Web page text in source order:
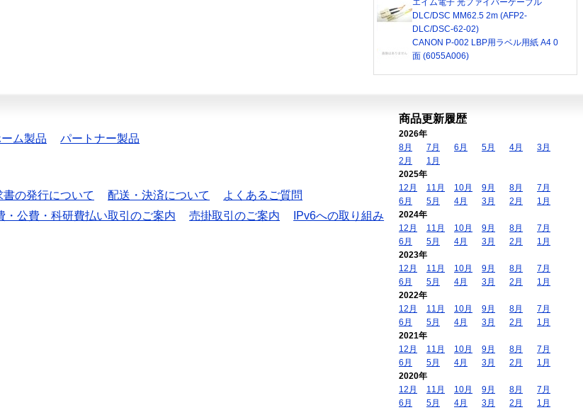
エイム電子 光ファイバーケーブル
DLC/DSC MM62.5 2m (AFP2-
DLC/DSC-62-02)
CANON P-002 LBP用ラベル用紙 A4 0
面 (6055A006)
ム製品 パートナー製品
の発行について 配送・決済について
よくあるご質問
・公費・科研費払い取引のご案内 売掛取引のご案内
IPv6への取り組み
商品更新履歴
2026年
8月
7月 6月 5月 4月
3月
2月
1月
2025年
12月
11月 10月 9月 8月
7月
6月
5月 4月 3月 2月
1月
2024年
12月
11月 10月 9月 8月
7月
6月
5月 4月 3月 2月
1月
2023年
12月
11月 10月 9月 8月
7月
6月
5月 4月 3月 2月
1月
2022年
12月
11月 10月 9月 8月
7月
6月
5月 4月 3月 2月
1月
2021年
12月
11月 10月 9月 8月
7月
6月
5月 4月 3月 2月
1月
2020年
12月
11月 10月 9月 8月
7月
6月
5月 4月 3月 2月
1月